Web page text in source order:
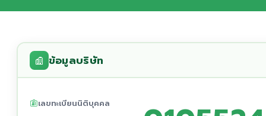
ข้อมูลบริษัท
เลขทะเบียนนิติบุคคล